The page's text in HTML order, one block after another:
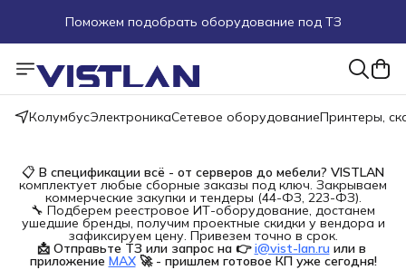
Поможем подобрать оборудование под ТЗ
Пуско-наладочные работы
Пришлите запрос на e-mail или в чат
КолумбусЭлектроникаСетевое оборудованиеПринтеры,
📋 В спецификации всё - от серверов до мебели? VISTLAN
комплектует любые сборные заказы под ключ. Закрываем
коммерческие закупки и тендеры (44-ФЗ, 223-ФЗ).
🔧 Подберем реестровое ИТ-оборудование, достанем
ушедшие бренды, получим проектные скидки у вендора и
зафиксируем цену. Привезем точно в срок.
📩 Отправьте ТЗ или запрос на 👉 i@vist-lan.ru или в
приложение MAX 🚀 - пришлем готовое КП уже сегодня!